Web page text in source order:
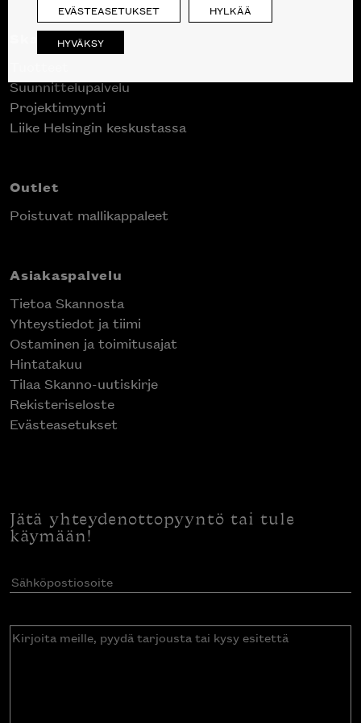
Skanno
Suunnittelupalvelu
Projektimyynti
Liike Helsingin keskustassa
Outlet
Poistuvat mallikappaleet
Asiakaspalvelu
Tietoa Skannosta
Yhteystiedot ja tiimi
Ostaminen ja toimitusajat
Hintatakuu
Tilaa Skanno-uutiskirje
Rekisteriseloste
Evästeasetukset
Jätä yhteydenottopyyntö tai tule
käymään!
Sähköpostiosoite(Pakollinen)
Kirjoita
EVÄSTEASETUKSET HYLKÄÄ
HYVÄKSY